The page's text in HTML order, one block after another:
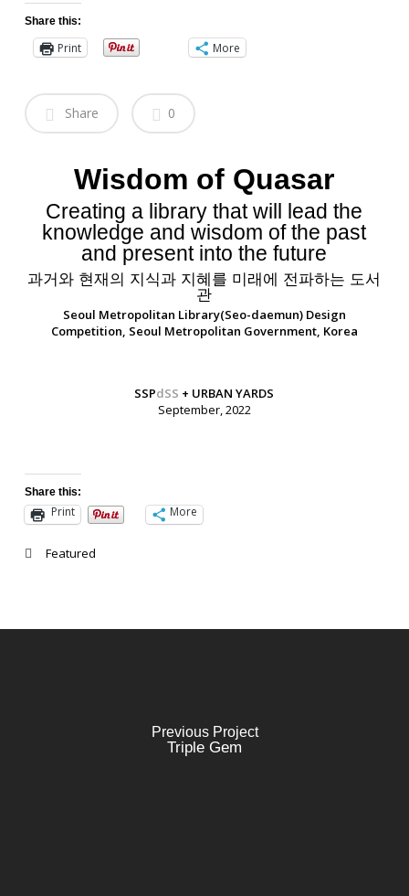
Share this:
Print More
Share 0
Wisdom of Quasar
Creating a library that will lead the
knowledge and wisdom of the past
and present into the future
과거와 현재의 지식과 지혜를 미래에 전파하는 도서
관
Seoul Metropolitan Library(Seo-daemun) Design
Competition, Seoul Metropolitan Government, Korea
SSPdSS + URBAN YARDS
September, 2022
Share this:
Print More
Featured
Previous Project
Triple Gem